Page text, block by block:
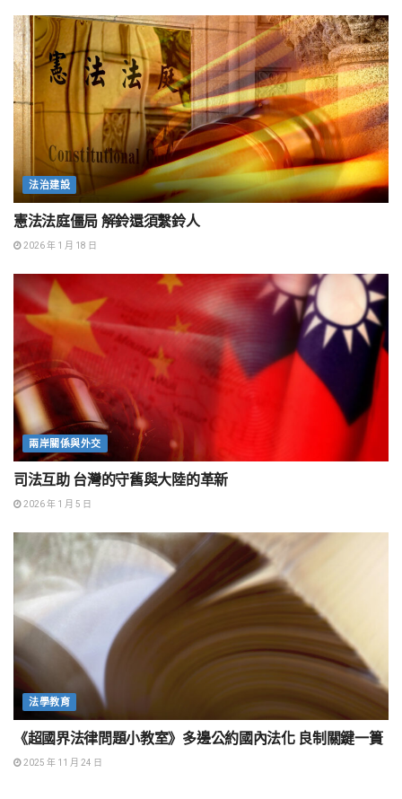
法治建設
憲法法庭僵局 解鈴還須繫鈴人
2026 年 1 月 18 日
兩岸關係與外交
司法互助 台灣的守舊與大陸的革新
2026 年 1 月 5 日
法學教育
《超國界法律問題小教室》多邊公約國內法化 良制關鍵一簣
2025 年 11 月 24 日